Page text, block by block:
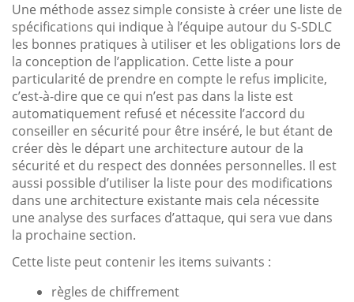
Une méthode assez simple consiste à créer une liste de
spécifications qui indique à l’équipe autour du S-SDLC
les bonnes pratiques à utiliser et les obligations lors de
la conception de l’application. Cette liste a pour
particularité de prendre en compte le refus implicite,
c’est-à-dire que ce qui n’est pas dans la liste est
automatiquement refusé et nécessite l’accord du
conseiller en sécurité pour être inséré, le but étant de
créer dès le départ une architecture autour de la
sécurité et du respect des données personnelles. Il est
aussi possible d’utiliser la liste pour des modifications
dans une architecture existante mais cela nécessite
une analyse des surfaces d’attaque, qui sera vue dans
la prochaine section.
Cette liste peut contenir les items suivants :
règles de chiffrement